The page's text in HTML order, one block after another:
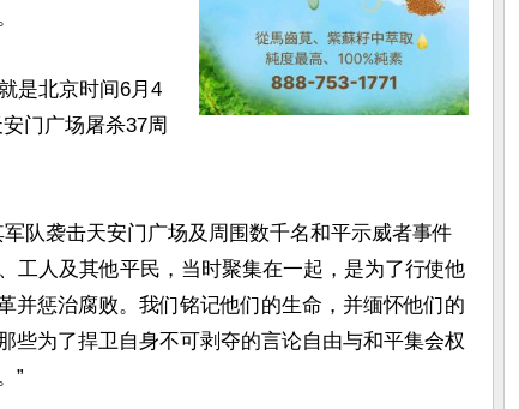
是北京时间6月4
门广场屠杀37周
队袭击天安门广场及周围数千名和平示威者事件
工人及其他平民，当时聚集在一起，是为了行使他
并惩治腐败。我们铭记他们的生命，并缅怀他们的
些为了捍卫自身不可剥夺的言论自由与和平集会权
”